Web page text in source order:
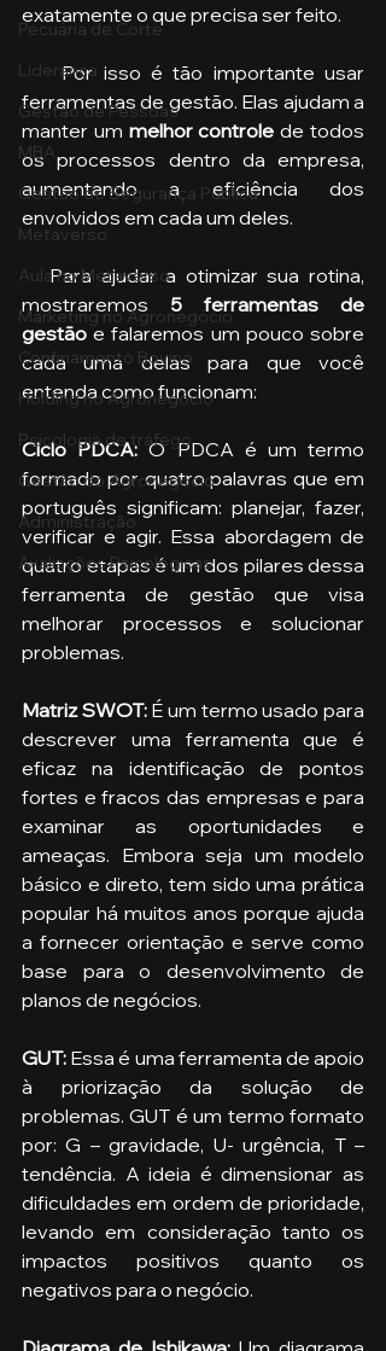
Pecuária de Corte
Liderança
Gestão de Pessoas
MBA
Gestão de Segurança Publica
Metaverso
Aula no Metaverso
Marketing no Agronegócio
Confinamento Bovino
Holding no Agronegócio
Psicologia de tráfego
Gestão do Agronegócio
Administração
Avaliações Psicológicas
exatamente o que precisa ser feito.
    Por isso é tão importante usar
ferramentas de gestão. Elas ajudam a
manter um melhor controle de todos
os processos dentro da empresa,
aumentando a eficiência dos
envolvidos em cada um deles.
   Para ajudar a otimizar sua rotina,
mostraremos 5 ferramentas de
gestão e falaremos um pouco sobre
cada uma delas para que você
entenda como funcionam:
Ciclo PDCA: O PDCA é um termo
formado por quatro palavras que em
português significam: planejar, fazer,
verificar e agir. Essa abordagem de
quatro etapas é um dos pilares dessa
ferramenta de gestão que visa
melhorar processos e solucionar
problemas.
Matriz SWOT: É um termo usado para
descrever uma ferramenta que é
eficaz na identificação de pontos
fortes e fracos das empresas e para
examinar as oportunidades e
ameaças. Embora seja um modelo
básico e direto, tem sido uma prática
popular há muitos anos porque ajuda
a fornecer orientação e serve como
base para o desenvolvimento de
planos de negócios.
GUT: Essa é uma ferramenta de apoio
à priorização da solução de
problemas. GUT é um termo formato
por: G – gravidade, U- urgência, T –
tendência. A ideia é dimensionar as
dificuldades em ordem de prioridade,
levando em consideração tanto os
impactos positivos quanto os
negativos para o negócio.